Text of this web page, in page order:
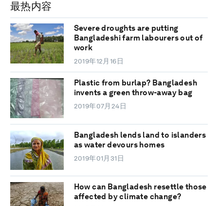
最热内容
Severe droughts are putting
Bangladeshi farm labourers out of
work
2019年12月16日
Plastic from burlap? Bangladesh
invents a green throw-away bag
2019年07月24日
Bangladesh lends land to islanders
as water devours homes
2019年01月31日
How can Bangladesh resettle those
affected by climate change?